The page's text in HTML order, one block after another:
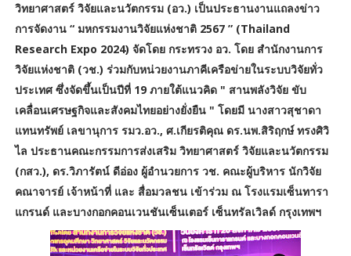
วิทยาศาสตร์ วิจัยและนวัตกรรม (อว.) เป็นประธานงานแถลงข่าว
การจัดงาน “ มหกรรมงานวิจัยแห่งชาติ 2567 ” (Thailand
Research Expo 2024) จัดโดย กระทรวง อว. โดย สำนักงานการ
วิจัยแห่งชาติ (วช.) ร่วมกับหน่วยงานภาคีเครือข่ายในระบบวิจัยทั่ว
ประเทศ ซึ่งจัดขึ้นเป็นปีที่ 19 ภายใต้แนวคิด " สานพลังวิจัย ขับ
เคลื่อนเศรษฐกิจและสังคมไทยอย่างยั่งยืน " โดยมี นางสาวสุชาดา
แทนทรัพย์ เลขานุการ รมว.อว., ศ.เกียรติคุณ ดร.นพ.สิริฤกษ์ ทรงศิวิ
ไล ประธานคณะกรรมการส่งเสริม วิทยาศาสตร์ วิจัยและนวัตกรรม
(กสว.), ดร.วิภารัตน์ ดีอ่อง ผู้อำนวยการ วช. คณะผู้บริหาร นักวิจัย
คณาจารย์ เจ้าหน้าที่ และ สื่อมวลชน เข้าร่วม ณ โรงแรมเซ็นทารา
แกรนด์ และบางกอกคอนเวนชันเซ็นเตอร์ เซ็นทรัลเวิลด์ กรุงเทพฯ